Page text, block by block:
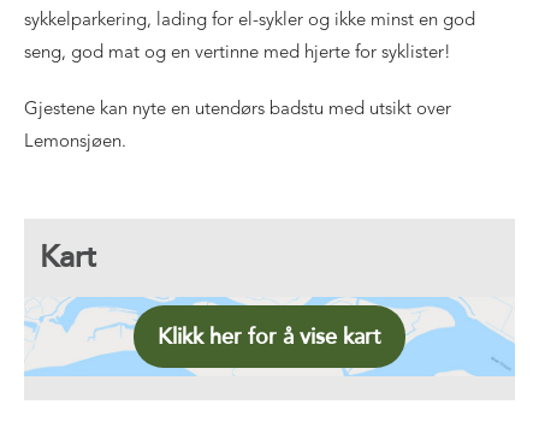
sykkelparkering, lading for el-sykler og ikke minst en god
seng, god mat og en vertinne med hjerte for syklister!
Gjestene kan nyte en utendørs badstu med utsikt over
Lemonsjøen.
Kart
Klikk her for å vise kart